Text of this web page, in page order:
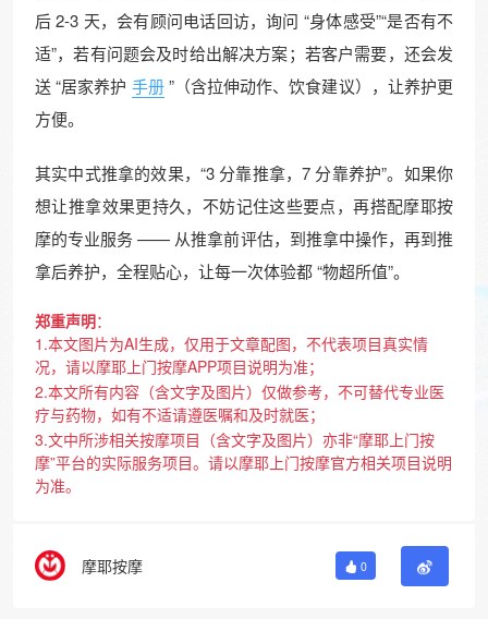
后 2-3 天，会有顾问电话回访，询问 “身体感受”“是否有不
适”，若有问题会及时给出解决方案；若客户需要，还会发
送 “居家养护 手册 ”（含拉伸动作、饮食建议），让养护更
方便。
其实中式推拿的效果，“3 分靠推拿，7 分靠养护”。如果你
想让推拿效果更持久，不妨记住这些要点，再搭配摩耶按
摩的专业服务 —— 从推拿前评估，到推拿中操作，再到推
拿后养护，全程贴心，让每一次体验都 “物超所值”。
郑重声明：
1.本文图片为AI生成，仅用于文章配图，不代表项目真实情
况，请以摩耶上门按摩APP项目说明为准；
2.本文所有内容（含文字及图片）仅做参考，不可替代专业医
疗与药物，如有不适请遵医嘱和及时就医；
3.文中所涉相关按摩项目（含文字及图片）亦非“摩耶上门按
摩”平台的实际服务项目。请以摩耶上门按摩官方相关项目说明
为准。
摩耶按摩 0